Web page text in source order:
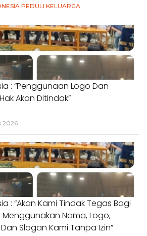
PEDULI KELUARGA
: “Penggunaan Logo Dan
Akan Ditindak”
2026
: “Akan Kami Tindak Tegas Bagi
Nama, Logo,
Slogan Kami Tanpa Izin”